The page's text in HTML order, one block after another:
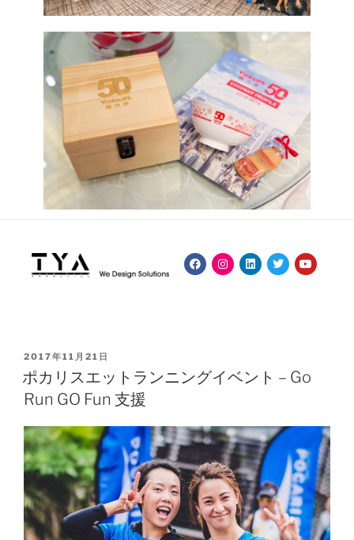
2017年11月21日
ポカリスエットランニングイベント – Go
Run GO Fun 支援